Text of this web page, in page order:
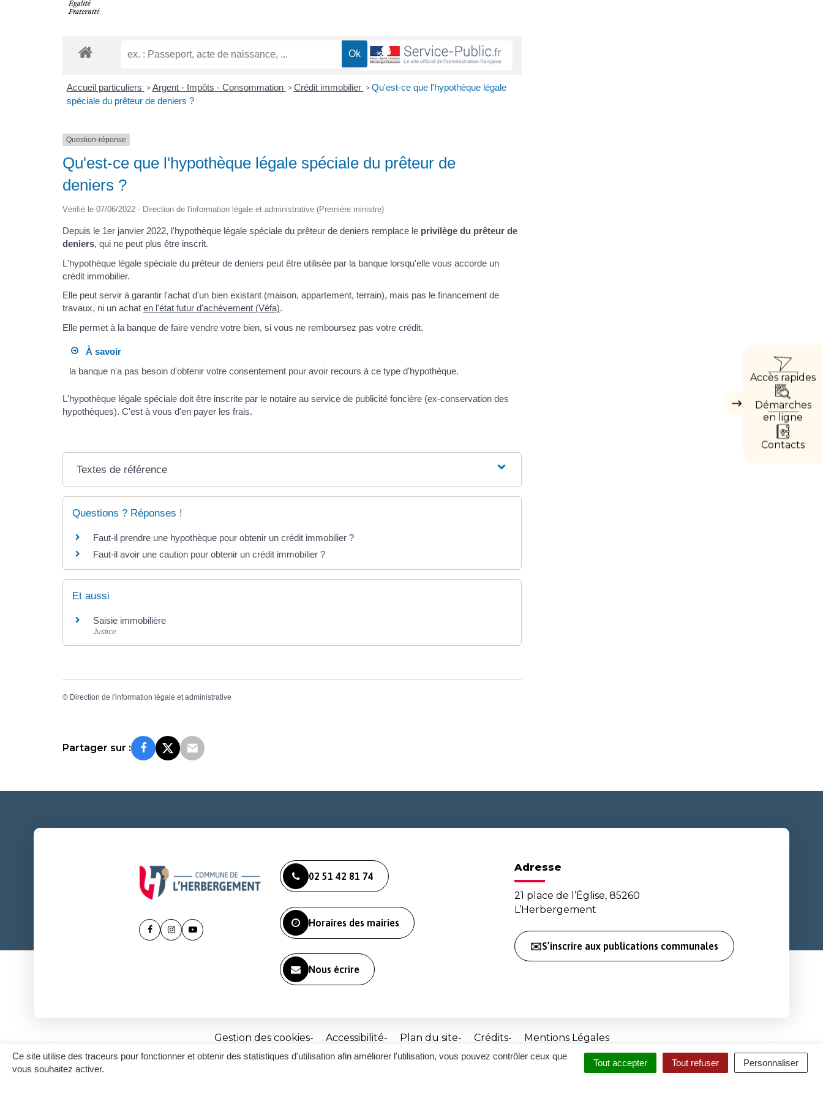
Ce site utilise des traceurs pour fonctionner et obtenir des statistiques d'utilisation afin améliorer l'utilisation, vous pouvez contrôler ceux que
vous souhaitez activer.
Tout accepter Tout refuser Personnaliser
Masquer
Accès rapides
Démarches
en ligne
Contacts
Accueil particuliers > Argent - Impôts - Consommation > Crédit immobilier > Qu'est-ce que l'hypothèque légale
spéciale du prêteur de deniers ?
Question-réponse
Qu'est-ce que l'hypothèque légale spéciale du prêteur de
deniers ?
Vérifié le 07/06/2022 - Direction de l'information légale et administrative (Première ministre)
Depuis le 1er janvier 2022, l'hypothèque légale spéciale du prêteur de deniers remplace le privilège du prêteur de
deniers, qui ne peut plus être inscrit.
L'hypothèque légale spéciale du prêteur de deniers peut être utilisée par la banque lorsqu'elle vous accorde un
crédit immobilier.
Elle peut servir à garantir l'achat d'un bien existant (maison, appartement, terrain), mais pas le financement de
travaux, ni un achat en l'état futur d'achèvement (Véfa).
Elle permet à la banque de faire vendre votre bien, si vous ne remboursez pas votre crédit.
À savoir
la banque n'a pas besoin d'obtenir votre consentement pour avoir recours à ce type d'hypothèque.
L'hypothèque légale spéciale doit être inscrite par le notaire au service de publicité foncière (ex-conservation des
hypothèques). C'est à vous d'en payer les frais.
Textes de référence
Questions ? Réponses !
Faut-il prendre une hypothèque pour obtenir un crédit immobilier ?
Faut-il avoir une caution pour obtenir un crédit immobilier ?
Et aussi
Saisie immobilière
Justice
© Direction de l'information légale et administrative
Partager sur :
Lien Lien Lien
02 51 42 81 74
Horaires des mairies
Nous écrire
Adresse
21 place de l’Église, 85260
L’Herbergement
✉️S’inscrire aux publications communales
Gestion des cookies Accessibilité Plan du site Crédits Mentions Légales